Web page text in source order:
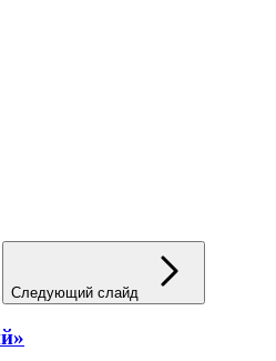
Следующий слайд